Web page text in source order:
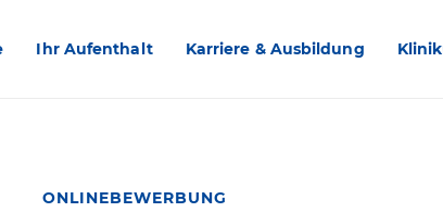
Ihr Aufenthalt Karriere & Ausbildung
ONLINEBEWERBUNG